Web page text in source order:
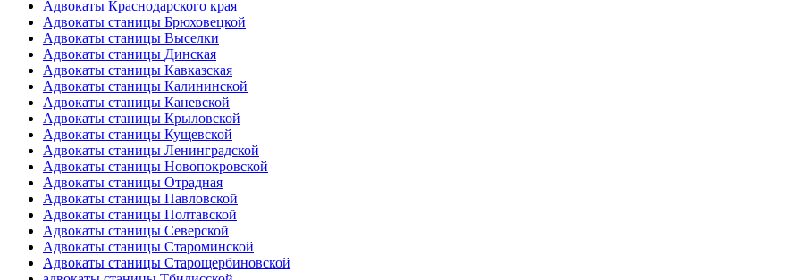
Адвокаты Краснодарского края
Адвокаты станицы Брюховецкой
Адвокаты станицы Выселки
Адвокаты станицы Динская
Адвокаты станицы Кавказская
Адвокаты станицы Калининской
Адвокаты станицы Каневской
Адвокаты станицы Крыловской
Адвокаты станицы Кущевской
Адвокаты станицы Ленинградской
Адвокаты станицы Новопокровской
Адвокаты станицы Отрадная
Адвокаты станицы Павловской
Адвокаты станицы Полтавской
Адвокаты станицы Северской
Адвокаты станицы Староминской
Адвокаты станицы Старощербиновской